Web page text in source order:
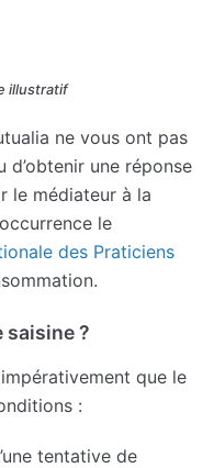
illustratif
ne vous ont pas
d’obtenir une réponse
le médiateur à la
le
des Praticiens
saisine ?
que le
:
tentative de